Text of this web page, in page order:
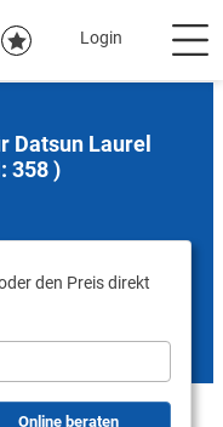
Login
Datsun Laurel
358 )
den Preis direkt
Online beraten